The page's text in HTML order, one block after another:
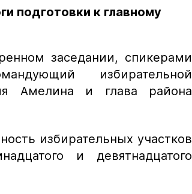
подготовки к главному
заседании, спикерами
избирательной
Амелина и глава района
избирательных участков
и девятнадцатого